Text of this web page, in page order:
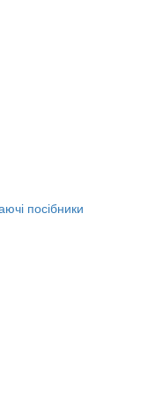
посібники